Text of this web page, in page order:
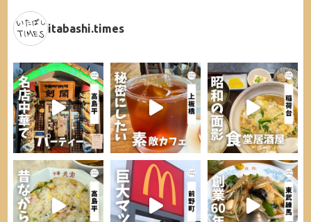
itabashi.times